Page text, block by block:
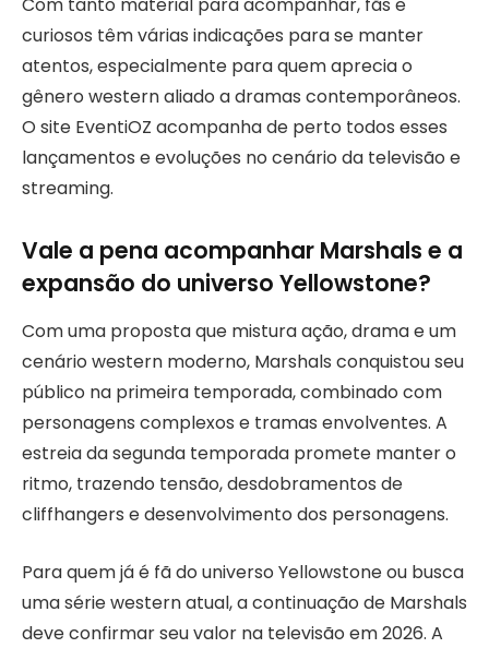
curiosos têm várias indicações para se manter
atentos, especialmente para quem aprecia o
gênero western aliado a dramas contemporâneos.
O site EventiOZ acompanha de perto todos esses
lançamentos e evoluções no cenário da televisão e
streaming.
Vale a pena acompanhar Marshals e a
expansão do universo Yellowstone?
Com uma proposta que mistura ação, drama e um
cenário western moderno, Marshals conquistou seu
público na primeira temporada, combinado com
personagens complexos e tramas envolventes. A
estreia da segunda temporada promete manter o
ritmo, trazendo tensão, desdobramentos de
cliffhangers e desenvolvimento dos personagens.
Para quem já é fã do universo Yellowstone ou busca
uma série western atual, a continuação de Marshals
deve confirmar seu valor na televisão em 2026. A